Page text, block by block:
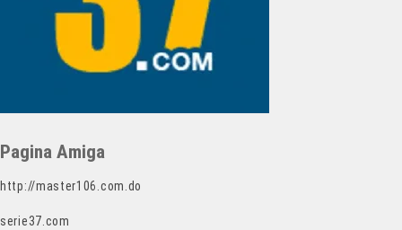
Pagina Amiga
http://master106.com.do
serie37.com